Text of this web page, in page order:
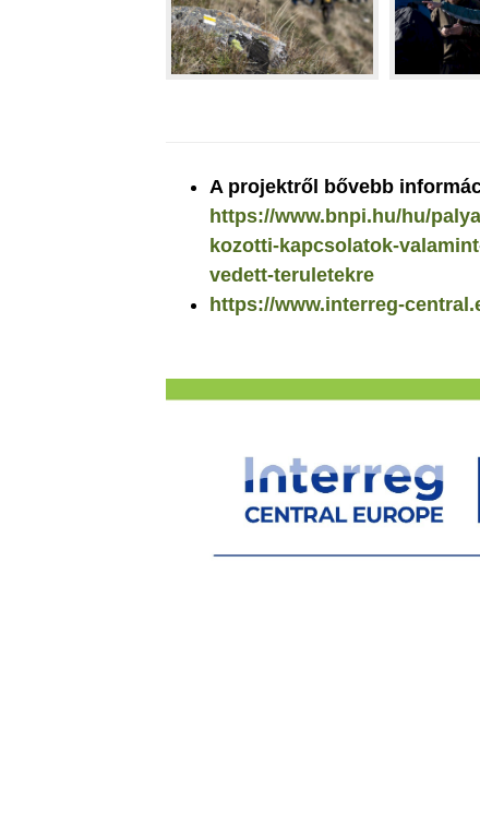
A projektről bővebb
https://www.bnpi.hu/hu/
kozotti-kapcsolatok-
vedett-teruletekre
https://www.interreg-